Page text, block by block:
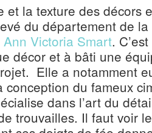
et la texture des décors
du département de
Ann Victoria Smart.
décor et à bâti une
Elle a notamment
conception du fameux
dans l’art du
trouvailles. Il faut voir